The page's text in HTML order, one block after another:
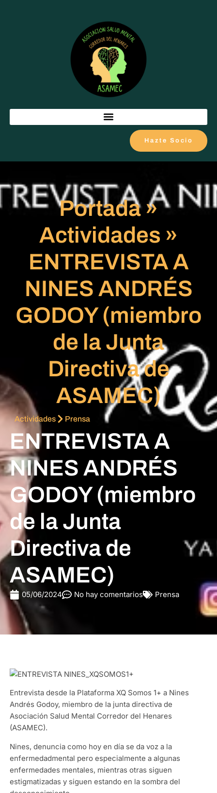
Hazte Socio
Portada»
Actividades »
ENTREVISTA A
NINES ANDRÉS
GODOY (miembro
de la Junta
Directiva de
ASAMEC)
Actividades Prensa
ENTREVISTA A
NINES ANDRÉS
GODOY (miembro
de la Junta
Directiva de
ASAMEC)
05/06/2024 No hay comentarios Prensa
Entrevista desde la Plataforma XQ Somos 1+ a Nines
Andrés Godoy, miembro de la junta directiva de
Asociación Salud Mental Corredor del Henares
(ASAMEC).
Nines, denuncia como hoy en día se da voz a la
enfermedadmental pero especialmente a algunas
enfermedades mentales, mientras otras siguen
estigmatizadas y siguen estando en la sombra del